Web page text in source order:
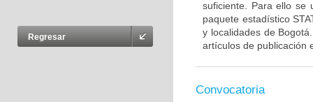
Regresar
suficiente. Para ello se
paquete estadístico
y localidades de
artículos de publicación
Convocatoria